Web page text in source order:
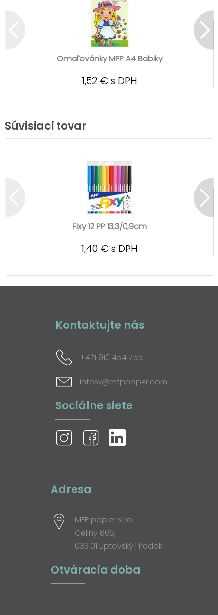
Omaľovánky MFP A4 Babiky
1,52 € s DPH
Súvisiaci tovar
Fixy 12 PP 13,3/0,9cm
1,40 € s DPH
Kontaktujte nás
+421 910 454 755
infosk@mfppaper.com
Sociálne siete
Adresa
MFP papier s.r.o.
Celiny 866,
033 01 Liptovský Hrádok
Otváracia doba